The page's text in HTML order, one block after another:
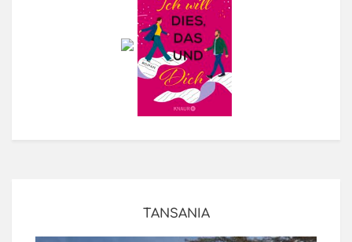
TANSANIA